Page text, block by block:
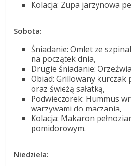
Kolacja: Zupa jarzynowa
Sobota:
Śniadanie: Omlet ze
na początek dnia,
Drugie śniadanie:
Obiad: Grillowany kurczak
oraz świeżą sałatką,
Podwieczorek: Hummus
warzywami do maczania,
Kolacja: Makaron
pomidorowym.
Niedziela: